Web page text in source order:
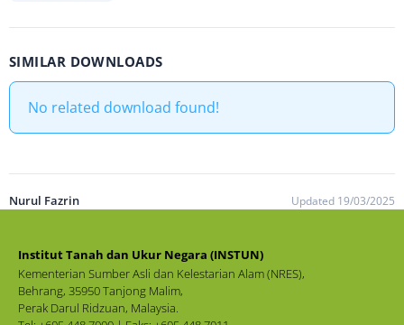
SIMILAR DOWNLOADS
No related download found!
Nurul Fazrin Updated 19/03/2025
Institut Tanah dan Ukur Negara (INSTUN)
Kementerian Sumber Asli dan Kelestarian Alam (NRES),
Behrang, 35950 Tanjong Malim,
Perak Darul Ridzuan, Malaysia.